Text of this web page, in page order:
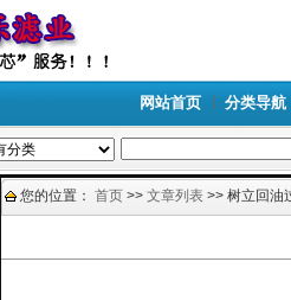
网站首页 分类导航
您的位置： 首页 >> 文章列表 >> 树立回油